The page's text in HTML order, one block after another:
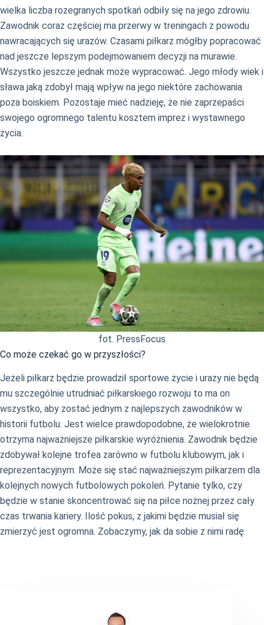
wielka liczba rozegranych spotkań odbiły się na jego zdrowiu.
Zawodnik coraz częściej ma przerwy w treningach z powodu
nawracających się urazów. Czasami piłkarz mógłby popracować
nad jeszcze lepszym podejmowaniem decyzji na murawie.
Wszystko jeszcze jednak może wypracować. Jego młody wiek i
sława jaką zdobył mają wpływ na jego niektóre zachowania
poza boiskiem. Pozostaje mieć nadzieję, że nie zaprzepaści
swojego ogromnego talentu kosztem imprez i wystawnego
życia.
fot. PressFocus
Co może czekać go w przyszłości?
Jeżeli piłkarz będzie prowadził sportowe życie i urazy nie będą
mu szczególnie utrudniać piłkarskiego rozwoju to ma on
wszystko, aby zostać jednym z najlepszych zawodników w
historii futbolu. Jest wielce prawdopodobne, że wielokrotnie
otrzyma najważniejsze piłkarskie wyróżnienia. Zawodnik będzie
zdobywał kolejne trofea zarówno w futbolu klubowym, jak i
reprezentacyjnym. Może się stać najważniejszym piłkarzem dla
kolejnych nowych futbolowych pokoleń. Pytanie tylko, czy
będzie w stanie skoncentrować się na piłce nożnej przez cały
czas trwania kariery. Ilość pokus, z jakimi będzie musiał się
zmierzyć jest ogromna. Zobaczymy, jak da sobie z nimi radę.